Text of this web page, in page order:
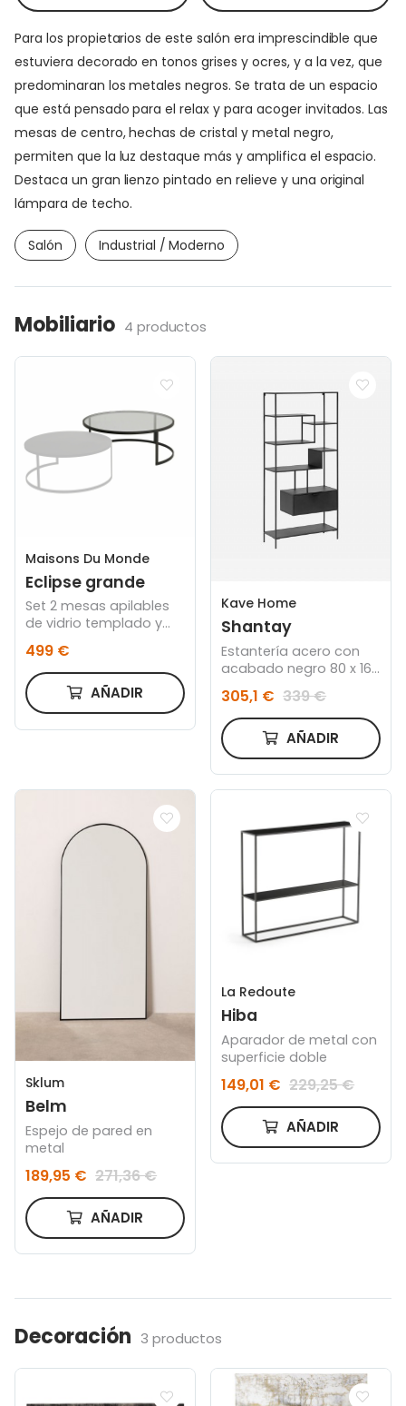
Para los propietarios de este salón era imprescindible que
estuviera decorado en tonos grises y ocres, y a la vez, que
predominaran los metales negros. Se trata de un espacio
que está pensado para el relax y para acoger invitados. Las
mesas de centro, hechas de cristal y metal negro,
permiten que la luz destaque más y amplifica el espacio.
Destaca un gran lienzo pintado en relieve y una original
lámpara de techo.
Salón Industrial / Moderno
Mobiliario 4 productos
Maisons Du Monde
Eclipse grande
Set 2 mesas apilables
de vidrio templado y
metal negro
499 €
AÑADIR
Kave Home
Shantay
Estantería acero con
acabado negro 80 x 168
305,1 € 339 €
AÑADIR
Sklum
Belm
Espejo de pared en
metal
189,95 € 271,36 €
AÑADIR
La Redoute
Hiba
Aparador de metal con
superficie doble
149,01 € 229,25 €
AÑADIR
Decoración 3 productos